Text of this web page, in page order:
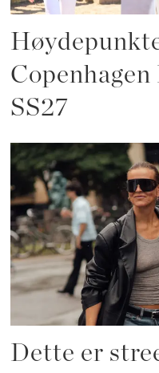
Copenhagen
SS27
Dette er